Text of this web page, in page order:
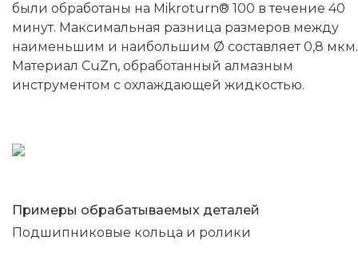
были обработаны на Mikroturn® 100 в течение 40
минут. Максимальная разница размеров между
наименьшим и наибольшим Ø составляет 0,8 мкм.
Материал CuZn, обработанный алмазным
инструментом с охлаждающей жидкостью.
Примеры обрабатываемых деталей
Подшипниковые кольца и ролики